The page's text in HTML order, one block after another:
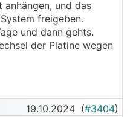
und das
freigeben.
und dann gehts.
der Platine wegen
19.10.2024 (#3404)